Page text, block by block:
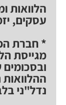
הלוואות
עסקים,
* חברת
מגייסת
נדל"ני